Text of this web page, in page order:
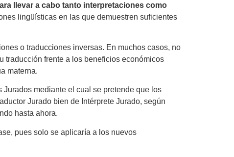
llevar a cabo tanto interpretaciones como
lingüísticas en las que demuestren suficientes
o traducciones inversas. En muchos casos, no
traducción frente a los beneficios económicos
materna.
mediante el cual se pretende que los
Jurado bien de Intérprete Jurado, según
hasta ahora.
pues solo se aplicaría a los nuevos